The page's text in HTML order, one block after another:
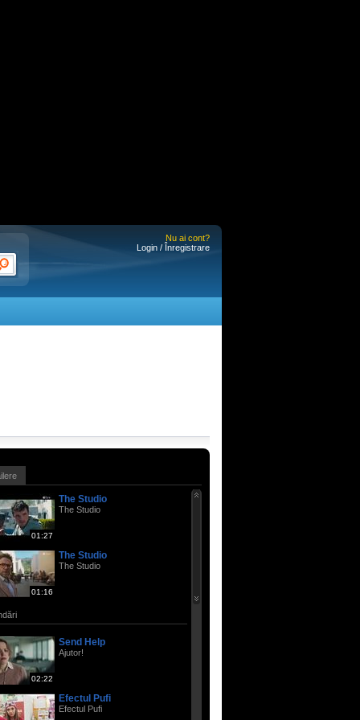
Nu ai cont?
Login / Înregistrare
01:27
The Studio
The Studio
01:16
The Studio
The Studio
02:22
Send Help
Ajutor!
Efectul Pufi
Efectul Pufi